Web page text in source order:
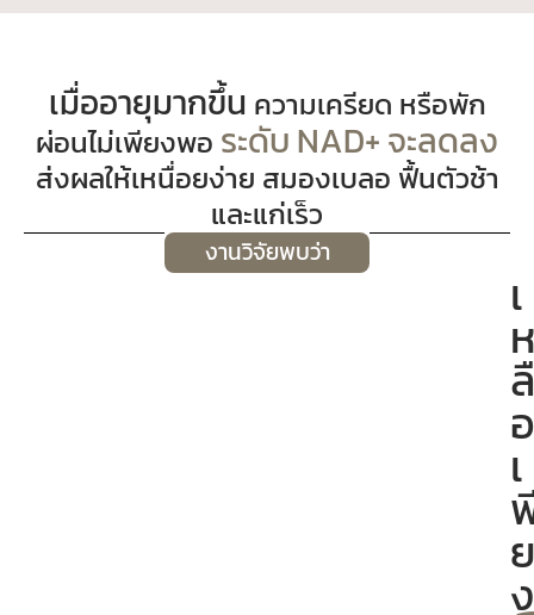
เมื่ออายุมากขึ้น ความเครียด หรือพัก
ผ่อนไม่เพียงพอ ระดับ NAD+ จะลดลง
ส่งผลให้เหนื่อยง่าย สมองเบลอ ฟื้นตัวช้า
และแก่เร็ว
งานวิจัยพบว่า
เ
ลื
อ
เ
ย
ง